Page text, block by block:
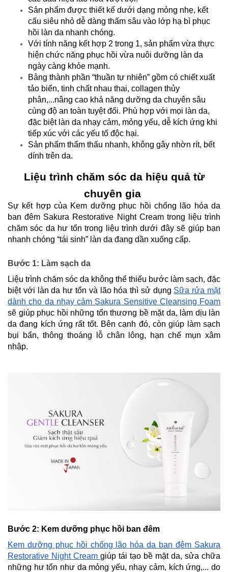
Sản phẩm được thiết kế dưới dạng mỏng nhẹ, kết
cấu siêu nhỏ dễ dàng thấm sâu vào lớp hạ bì phục
hồi làn da nhanh chóng.
Với tính năng kết hợp 2 trong 1, sản phẩm vừa thực
hiện chức năng phục hồi vừa nuôi dưỡng làn da
ngày càng khỏe mạnh.
Bảng thành phần “thuần tự nhiên” gồm có chiết xuất
tảo biển, tinh chất nhau thai, collagen thủy
phân,...nâng cao khả năng dưỡng da chuyên sâu
cùng độ an toàn tuyệt đối. Phù hợp với mọi làn da,
đặc biệt làn da nhạy cảm, mỏng yếu, dễ kích ứng khi
tiếp xúc với các yếu tố độc hại.
Sản phẩm thẩm thấu nhanh, không gây nhờn rít, bết
dính trên da.
Liệu trình chăm sóc da hiệu quả từ
chuyên gia
Sự kết hợp của Kem dưỡng phục hồi chống lão hóa da
ban đêm Sakura Restorative Night Cream trong liệu trình
chăm sóc da hư tổn trong liệu trình dưới đây sẽ giúp bạn
nhanh chóng “tái sinh” làn da đang dần xuống cấp.
Bước 1: Làm sạch da
Liệu trình chăm sóc da không thể thiếu bước làm sạch, đặc
biệt với làn da hư tổn và lão hóa thì sử dụng Sữa rửa mặt
dành cho da nhạy cảm Sakura Sensitive Cleansing Foam
sẽ giúp phục hồi những tổn thương bề mặt da, làm dịu làn
da đang kích ứng rất tốt. Bên cạnh đó, còn giúp làm sạch
bụi bẩn, thông thoáng lỗ chân lông, hạn chế mụn xâm
nhập.
Bước 2: Kem dưỡng phục hồi ban đêm
Kem dưỡng phục hồi chống lão hóa da ban đêm Sakura
Restorative Night Cream giúp tái tạo bề mặt da, sửa chữa
những hư tổn như da mỏng yếu, nhạy cảm, kích ứng,... do